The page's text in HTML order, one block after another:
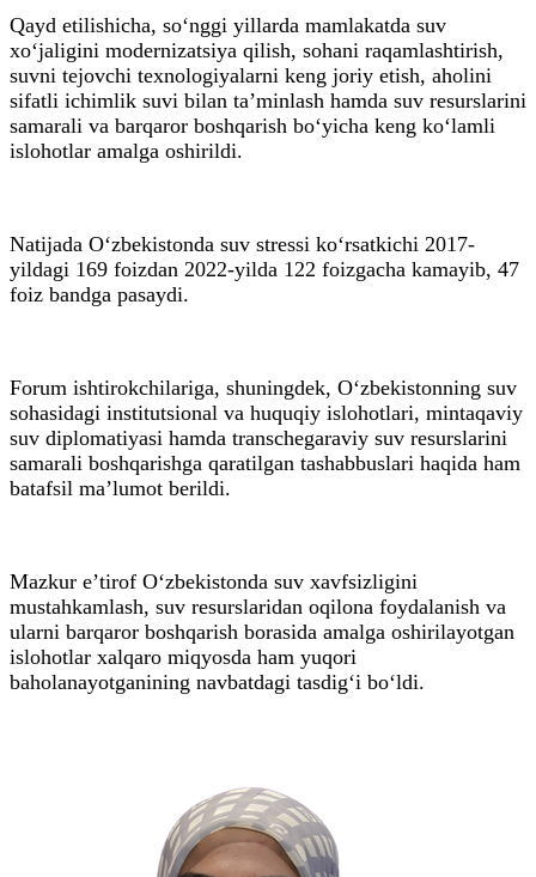
Qayd etilishicha, so‘nggi yillarda mamlakatda suv
xo‘jaligini modernizatsiya qilish, sohani raqamlashtirish,
suvni tejovchi texnologiyalarni keng joriy etish, aholini
sifatli ichimlik suvi bilan ta’minlash hamda suv resurslarini
samarali va barqaror boshqarish bo‘yicha keng ko‘lamli
islohotlar amalga oshirildi.
Natijada O‘zbekistonda suv stressi ko‘rsatkichi 2017-
yildagi 169 foizdan 2022-yilda 122 foizgacha kamayib, 47
foiz bandga pasaydi.
Forum ishtirokchilariga, shuningdek, O‘zbekistonning suv
sohasidagi institutsional va huquqiy islohotlari, mintaqaviy
suv diplomatiyasi hamda transchegaraviy suv resurslarini
samarali boshqarishga qaratilgan tashabbuslari haqida ham
batafsil ma’lumot berildi.
Mazkur e’tirof O‘zbekistonda suv xavfsizligini
mustahkamlash, suv resurslaridan oqilona foydalanish va
ularni barqaror boshqarish borasida amalga oshirilayotgan
islohotlar xalqaro miqyosda ham yuqori
baholanayotganining navbatdagi tasdig‘i bo‘ldi.